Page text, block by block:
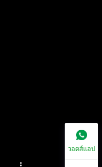
วอตส์แอป